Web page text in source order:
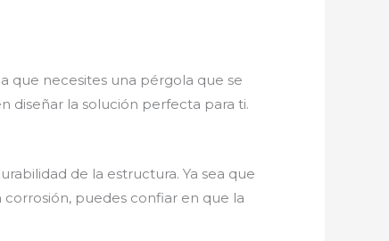
que necesites una pérgola que se
diseñar la solución perfecta para ti.
de la estructura. Ya sea que
puedes confiar en que la